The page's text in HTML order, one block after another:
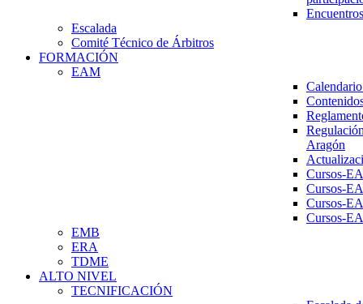
Escalada
Comité Técnico de Árbitros
FORMACIÓN
EAM
Aragón
Cursos-
Cursos-
Cursos-
Cursos-
EMB
ERA
TDME
ALTO NIVEL
TECNIFICACIÓN